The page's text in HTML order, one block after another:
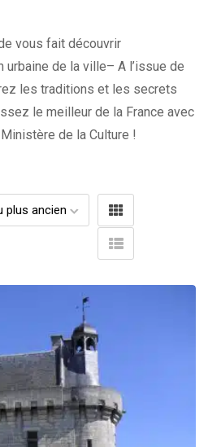
vous fait découvrir
urbaine de la ville– A l’issue de
les traditions et les secrets
le meilleur de la France avec
de la Culture !